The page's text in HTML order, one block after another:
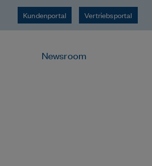
Kundenportal Vertriebsportal
Newsroom